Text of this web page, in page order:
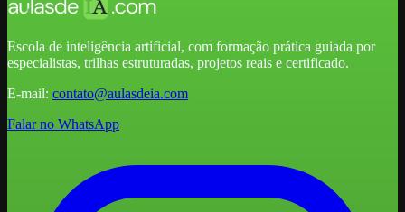
Escola de inteligência artificial, com formação prática guiada por
especialistas, trilhas estruturadas, projetos reais e certificado.
E-mail: contato@aulasdeia.com
Falar no WhatsApp